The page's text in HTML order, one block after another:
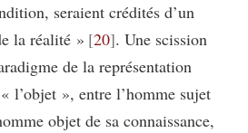
seraient crédités d’un
la réalité » 20 . Une scission
de la représentation
l’objet », entre l’homme sujet
objet de sa connaissance,